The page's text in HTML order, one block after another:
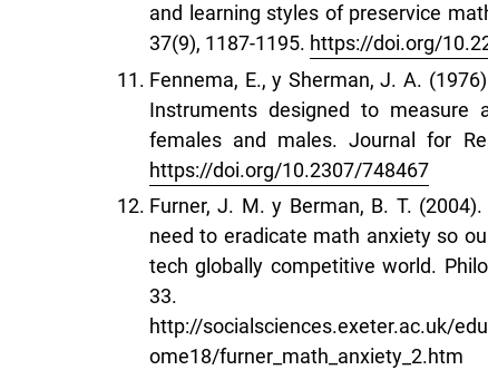
and learning styles of preservice
37(9), 1187-1195. https://doi.org/
Fennema, E., y Sherman, J. A.
Instruments designed to
females and males. Journal for
https://doi.org/10.2307/748467
Furner, J. M. y Berman, B. T.
need to eradicate math anxiety so
tech globally competitive world.
33.
http://socialsciences.exeter.ac.uk/
ome18/furner_math_anxiety_2.htm